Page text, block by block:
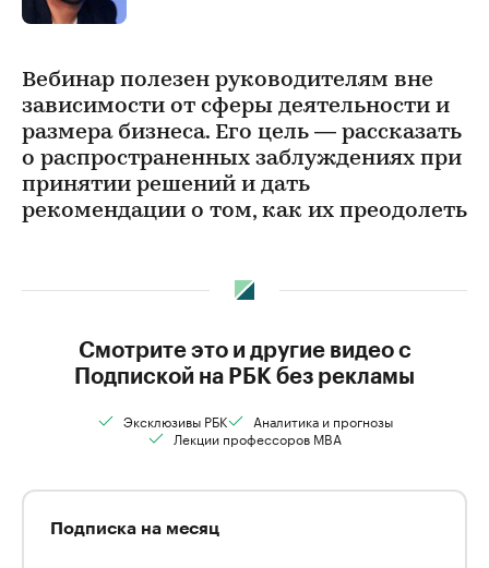
Вебинар полезен руководителям вне
зависимости от сферы деятельности и
размера бизнеса. Его цель — рассказать
о распространенных заблуждениях при
принятии решений и дать
рекомендации о том, как их преодолеть
Смотрите это и другие видео с
Подпиской на РБК без рекламы
Эксклюзивы РБК
Аналитика и прогнозы
Лекции профессоров MBA
Подписка на месяц